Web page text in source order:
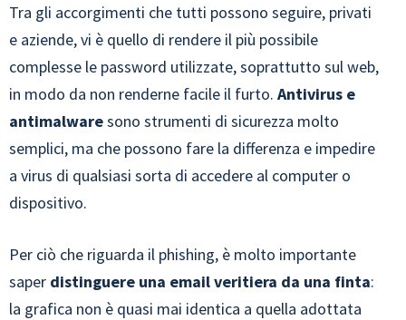
Tra gli accorgimenti che tutti possono seguire, privati
e aziende, vi è quello di rendere il più possibile
complesse le password utilizzate, soprattutto sul web,
in modo da non renderne facile il furto. Antivirus e
antimalwaresono strumenti di sicurezza molto
semplici, ma che possono fare la differenza e impedire
a virus di qualsiasi sorta di accedere al computer o
dispositivo.
Per ciò che riguarda il phishing, è molto importante
saper distinguere una email veritiera da una finta:
la grafica non è quasi mai identica a quella adottata